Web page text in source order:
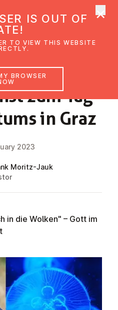
zum Tag
in Graz
2023
Moritz-Jauk
in die Wolken" – Gott im
IS OUT OF
TO VIEW THIS WEBSITE
BROWSER
×